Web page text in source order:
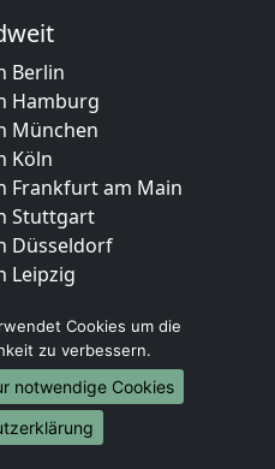
Berlin
Hamburg
München
Köln
Frankfurt am Main
Stuttgart
Düsseldorf
Leipzig
Essen
Bremen
Dresden
Hannover
Nürnberg
Cookies um die
zu verbessern.
notwendige Cookies